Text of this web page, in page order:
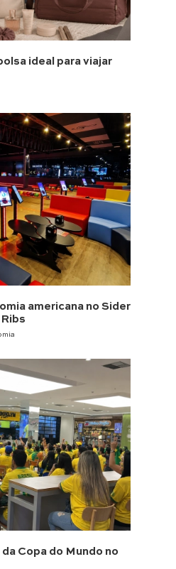
ideal para viajar
americana no Sider
Copa do Mundo no